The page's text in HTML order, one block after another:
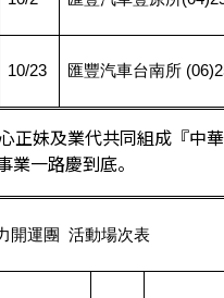
10/23 匯豐汽車台南所
正妹及業代共同組成『中
一路慶到底。
開運團 活動場次表